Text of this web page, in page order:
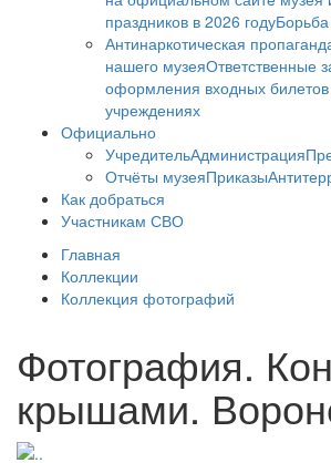
праздников в 2026 году
Антинаркотическая
нашего музеяОтветственные
оформления входных билетов
учреждениях
Официально
УчредительАдминистрация
Отчёты музеяПриказы
Как добраться
Участникам СВО
Главная
Коллекции
Коллекция фотографий
Фотография.
крышами.